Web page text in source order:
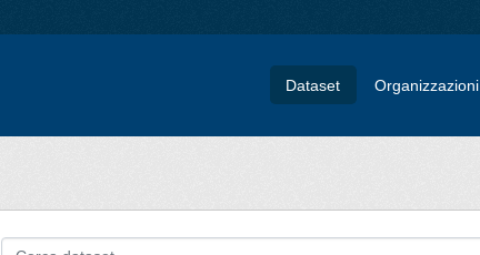
Dataset Organizzazioni